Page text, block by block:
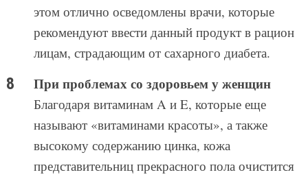
этом отлично осведомлены врачи, которые
рекомендуют ввести данный продукт в рацион
лицам, страдающим от сахарного диабета.
При проблемах со здоровьем у женщин
Благодаря витаминам A и E, которые еще
называют «витаминами красоты», а также
высокому содержанию цинка, кожа
представительниц прекрасного пола очистится